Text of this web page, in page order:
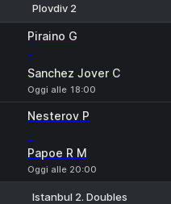
Plovdiv 2
Piraino G
-
Sanchez Jover C
Oggi alle 18:00
Nesterov P
-
Papoe R M
Oggi alle 20:00
Istanbul 2. Doubles